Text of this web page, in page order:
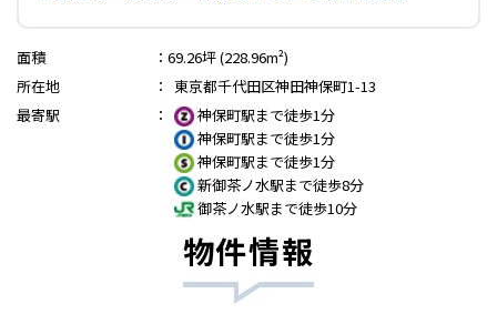
面積 ： 69.26坪 (228.96m²)
所在地
：
東京都千代田区神田神保町1-13
最寄駅
：
神保町駅まで徒歩1分
神保町駅まで徒歩1分
神保町駅まで徒歩1分
新御茶ノ水駅まで徒歩8分
御茶ノ水駅まで徒歩10分
物件情報